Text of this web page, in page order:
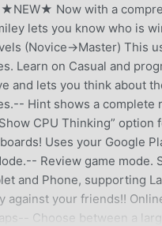
Now with a
lets you know who is
(Novice->Master) This
Learn on Casual and
and lets you think about
Hint shows a
CPU Thinking”
Uses your Google
Review game mode.
and Phone, supporting
your friends!!
Choose between a